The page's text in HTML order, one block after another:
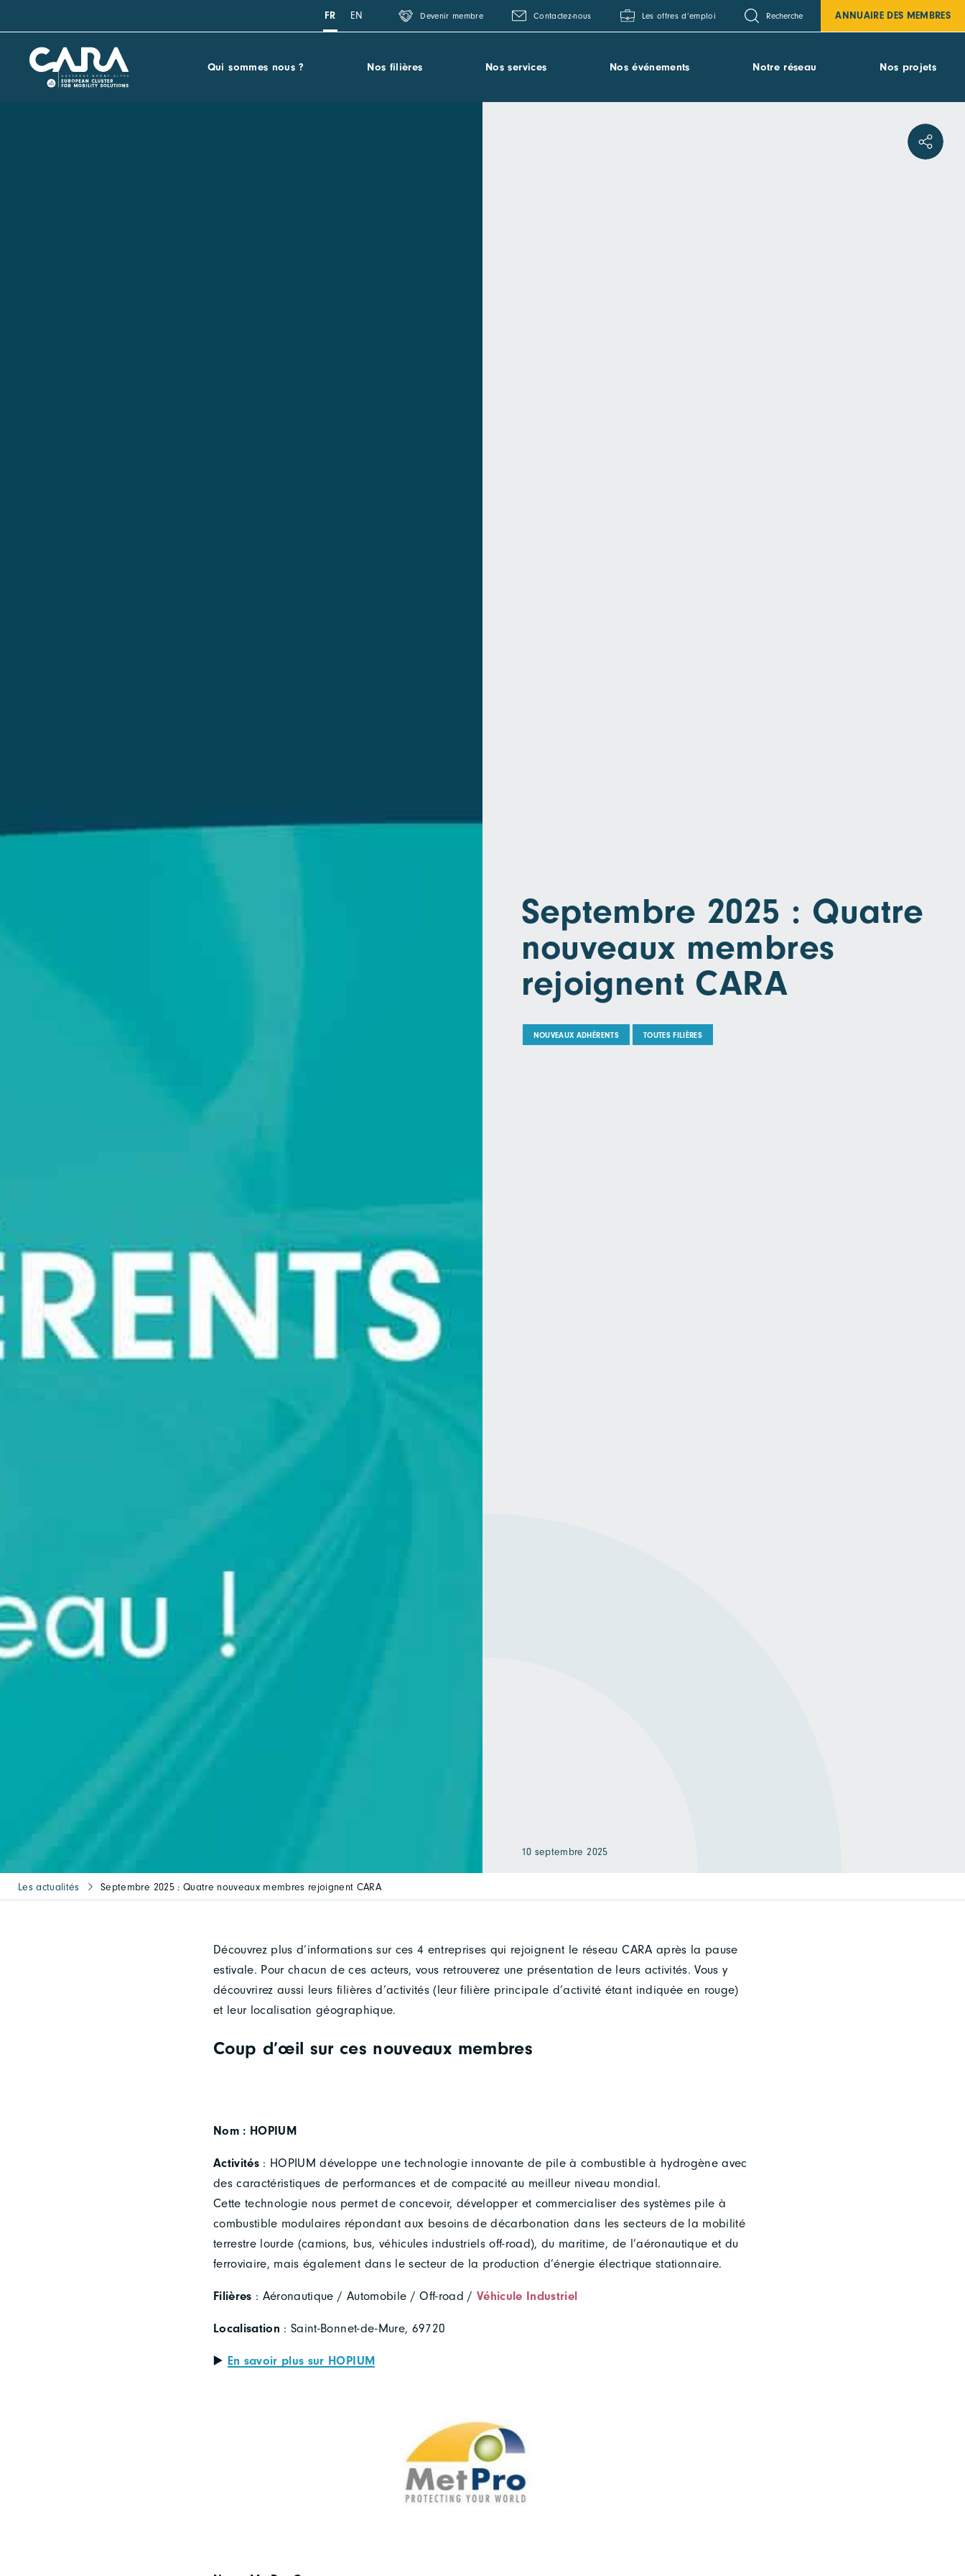
FR EN Devenir membre Contactez-nous Les offres d’emploi Recherche ANNUAIRE DES MEMBRES
Qui sommes nous ? Nos filières Nos services Nos événements Notre réseau Nos projets
Septembre 2025 : Quatre
nouveaux membres
rejoignent CARA
NOUVEAUX ADHÉRENTS TOUTES FILIÈRES
10 septembre 2025
Les actualités Septembre 2025 : Quatre nouveaux membres rejoignent CARA
Découvrez plus d’informations sur ces 4 entreprises qui rejoignent le réseau CARA après la pause
estivale. Pour chacun de ces acteurs, vous retrouverez une présentation de leurs activités. Vous y
découvrirez aussi leurs filières d’activités (leur filière principale d’activité étant indiquée en rouge)
et leur localisation géographique.
Coup d’œil sur ces nouveaux membres
Nom : HOPIUM
Activités : HOPIUM développe une technologie innovante de pile à combustible à hydrogène avec
des caractéristiques de performances et de compacité au meilleur niveau mondial.
Cette technologie nous permet de concevoir, développer et commercialiser des systèmes pile à
combustible modulaires répondant aux besoins de décarbonation dans les secteurs de la mobilité
terrestre lourde (camions, bus, véhicules industriels off-road), du maritime, de l’aéronautique et du
ferroviaire, mais également dans le secteur de la production d’énergie électrique stationnaire.
Filières : Aéronautique / Automobile / Off-road /Véhicule Industriel
Localisation : Saint-Bonnet-de-Mure, 69720
▶️ En savoir plus sur HOPIUM